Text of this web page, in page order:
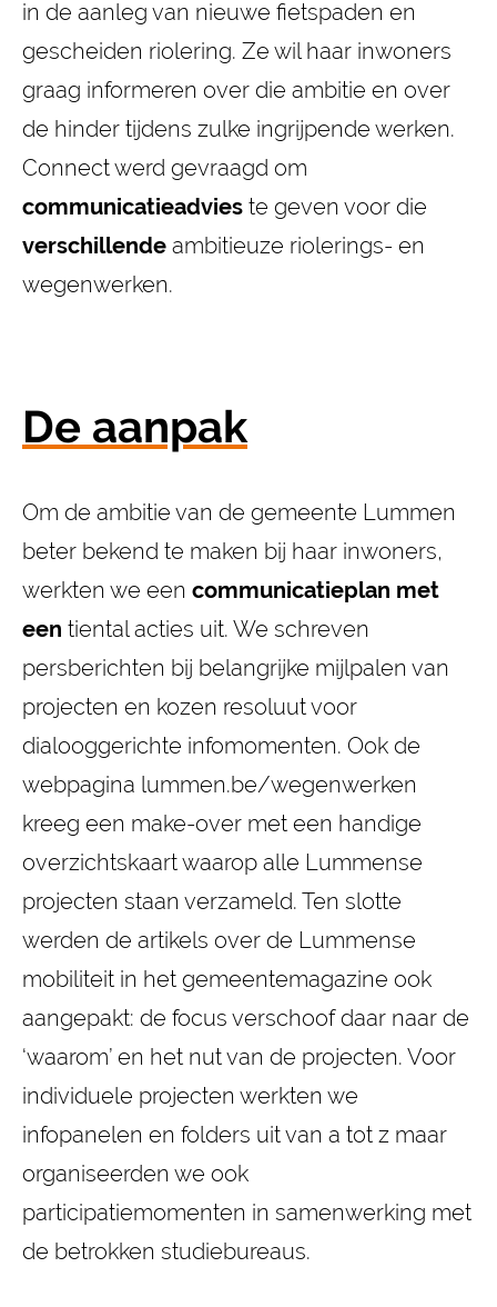
in de aanleg van nieuwe fietspaden en
gescheiden riolering. Ze wil haar inwoners
graag informeren over die ambitie en over
de hinder tijdens zulke ingrijpende werken.
Connect werd gevraagd om
communicatieadvies te geven voor die
verschillende ambitieuze riolerings- en
wegenwerken.
De aanpak
Om de ambitie van de gemeente Lummen
beter bekend te maken bij haar inwoners,
werkten we een communicatieplan met
een tiental acties uit. We schreven
persberichten bij belangrijke mijlpalen van
projecten en kozen resoluut voor
dialooggerichte infomomenten. Ook de
webpagina lummen.be/wegenwerken
kreeg een make-over met een handige
overzichtskaart waarop alle Lummense
projecten staan verzameld. Ten slotte
werden de artikels over de Lummense
mobiliteit in het gemeentemagazine ook
aangepakt: de focus verschoof daar naar de
‘waarom’ en het nut van de projecten. Voor
individuele projecten werkten we
infopanelen en folders uit van a tot z maar
organiseerden we ook
participatiemomenten in samenwerking met
de betrokken studiebureaus.